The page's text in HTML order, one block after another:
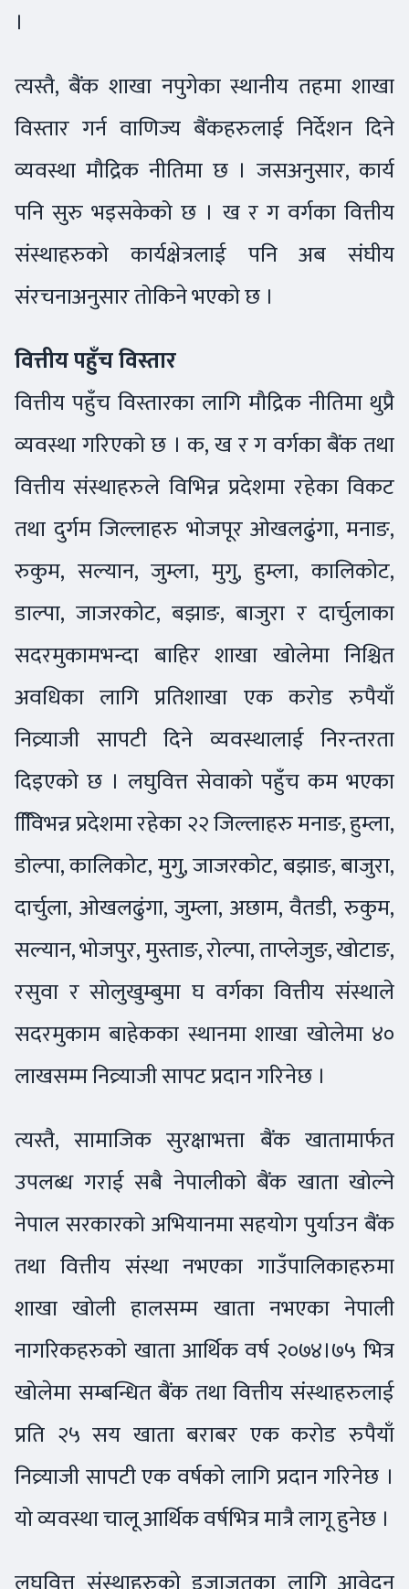
।
त्यस्तै, बैंक शाखा नपुगेका स्थानीय तहमा शाखा
विस्तार गर्न वाणिज्य बैंकहरुलाई निर्देशन दिने
व्यवस्था मौद्रिक नीतिमा छ । जसअनुसार, कार्य
पनि सुरु भइसकेको छ । ख र ग वर्गका वित्तीय
संस्थाहरुको कार्यक्षेत्रलाई पनि अब संघीय
संरचनाअनुसार तोकिने भएको छ ।
वित्तीय पहुँच विस्तार
वित्तीय पहुँच विस्तारका लागि मौद्रिक नीतिमा थुप्रै
व्यवस्था गरिएको छ । क, ख र ग वर्गका बैंक तथा
वित्तीय संस्थाहरुले विभिन्न प्रदेशमा रहेका विकट
तथा दुर्गम जिल्लाहरु भोजपूर ओखलढुंगा, मनाङ,
रुकुम, सल्यान, जुम्ला, मुगु, हुम्ला, कालिकोट,
डाल्पा, जाजरकोट, बझाङ, बाजुरा र दार्चुलाका
सदरमुकामभन्दा बाहिर शाखा खोलेमा निश्चित
अवधिका लागि प्रतिशाखा एक करोड रुपैयाँ
निव्र्याजी सापटी दिने व्यवस्थालाई निरन्तरता
दिइएको छ । लघुवित्त सेवाको पहुँच कम भएका
विििभन्न प्रदेशमा रहेका २२ जिल्लाहरु मनाङ, हुम्ला,
डोल्पा, कालिकोट, मुगु, जाजरकोट, बझाङ, बाजुरा,
दार्चुला, ओखलढुंगा, जुम्ला, अछाम, वैतडी, रुकुम,
सल्यान, भोजपुर, मुस्ताङ, रोल्पा, ताप्लेजुङ, खोटाङ,
रसुवा र सोलुखुम्बुमा घ वर्गका वित्तीय संस्थाले
सदरमुकाम बाहेकका स्थानमा शाखा खोलेमा ४०
लाखसम्म निव्र्याजी सापट प्रदान गरिनेछ ।
त्यस्तै, सामाजिक सुरक्षाभत्ता बैंक खातामार्फत
उपलब्ध गराई सबै नेपालीको बैंक खाता खोल्ने
नेपाल सरकारको अभियानमा सहयोग पुर्याउन बैंक
तथा वित्तीय संस्था नभएका गाउँपालिकाहरुमा
शाखा खोली हालसम्म खाता नभएका नेपाली
नागरिकहरुको खाता आर्थिक वर्ष २०७४।७५ भित्र
खोलेमा सम्बन्धित बैंक तथा वित्तीय संस्थाहरुलाई
प्रति २५ सय खाता बराबर एक करोड रुपैयाँ
निव्र्याजी सापटी एक वर्षको लागि प्रदान गरिनेछ ।
यो व्यवस्था चालू आर्थिक वर्षभित्र मात्रै लागू हुनेछ ।